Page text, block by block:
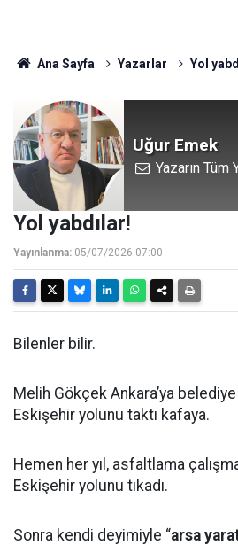
Ana Sayfa Yazarlar Yol
Uğur Emek
Yazarın Tüm
Yol yabdılar!
Yayınlanma: 05/07/2026 07:00
Bilenler bilir.
Melih Gökçek Ankara’ya
Eskişehir yolunu taktı kafaya.
Hemen her yıl, asfaltlama
Eskişehir yolunu tıkadı.
Sonra kendi deyimiyle “arsa